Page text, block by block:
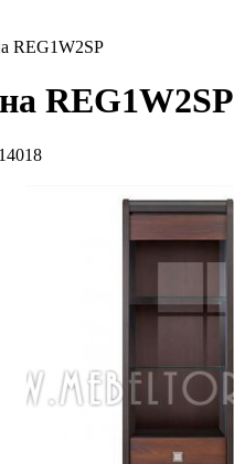
REG1W2SP
REG1W2SP
14018